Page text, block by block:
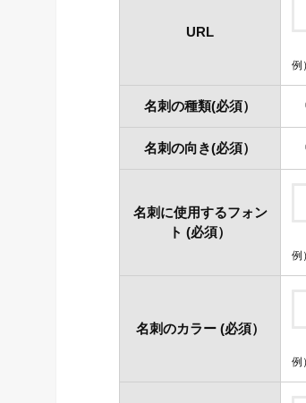
URL
例
名刺の種類(必須）
名刺の向き(必須）
名刺に使用するフォン
ト (必須）
例
名刺のカラー (必須）
例